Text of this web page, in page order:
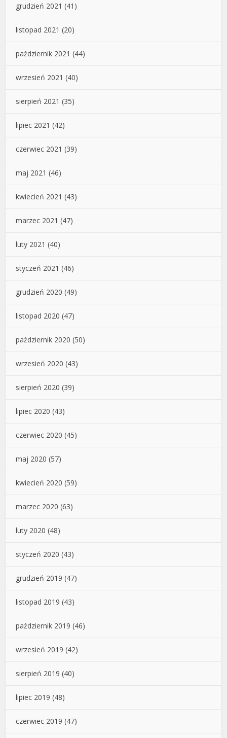
grudzień 2021 (41)
listopad 2021 (20)
październik 2021 (44)
wrzesień 2021 (40)
sierpień 2021 (35)
lipiec 2021 (42)
czerwiec 2021 (39)
maj 2021 (46)
kwiecień 2021 (43)
marzec 2021 (47)
luty 2021 (40)
styczeń 2021 (46)
grudzień 2020 (49)
listopad 2020 (47)
październik 2020 (50)
wrzesień 2020 (43)
sierpień 2020 (39)
lipiec 2020 (43)
czerwiec 2020 (45)
maj 2020 (57)
kwiecień 2020 (59)
marzec 2020 (63)
luty 2020 (48)
styczeń 2020 (43)
grudzień 2019 (47)
listopad 2019 (43)
październik 2019 (46)
wrzesień 2019 (42)
sierpień 2019 (40)
lipiec 2019 (48)
czerwiec 2019 (47)